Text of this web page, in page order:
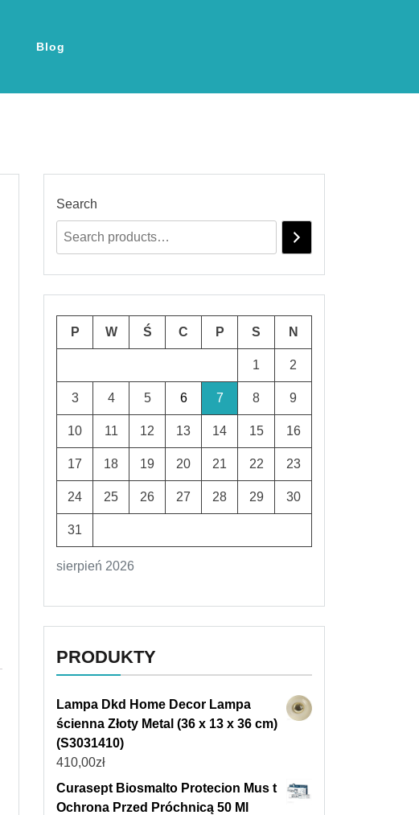
Blog
Search
sierpień 2026
P W Ś C P S N
1 2
3 4 5 6 7 8 9
10 11 12 13 14 15 16
17 18 19 20 21 22 23
24 25 26 27 28 29 30
31
PRODUKTY
Lampa Dkd Home Decor Lampa
ścienna Złoty Metal (36 x 13 x 36 cm)
(S3031410)
410,00zł
Curasept Biosmalto Protecion Mus t
Ochrona Przed Próchnicą 50 Ml